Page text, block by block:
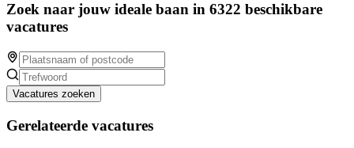
Zoek naar jouw ideale baan in 6322 beschikbare
vacatures
Vacatures zoeken
Gerelateerde vacatures